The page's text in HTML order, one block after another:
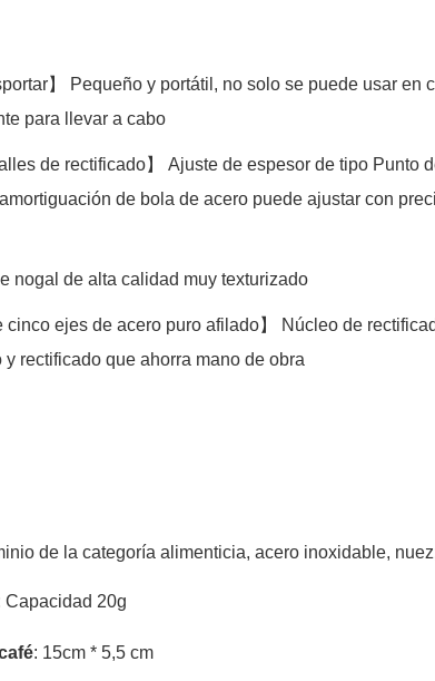
】 Pequeño y portátil, no solo se puede usar en
para llevar a cabo
de rectificado】 Ajuste de espesor de tipo Punto
de bola de acero puede ajustar con
nogal de alta calidad muy texturizado
cinco ejes de acero puro afilado】 Núcleo de
rectificado que ahorra mano de obra
de la categoría alimenticia, acero inoxidable,
Capacidad 20g
: 15cm * 5,5 cm